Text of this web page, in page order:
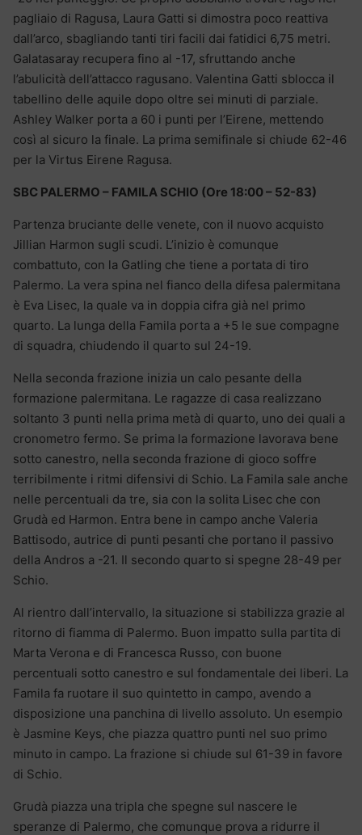
pagliaio di Ragusa, Laura Gatti si dimostra poco reattiva
dall’arco, sbagliando tanti tiri facili dai fatidici 6,75 metri.
Galatasaray recupera fino al -17, sfruttando anche
l’abulicità dell’attacco ragusano. Valentina Gatti sblocca il
tabellino delle aquile dopo oltre sei minuti di parziale.
Ashley Walker porta a 60 i punti per l’Eirene, mettendo
così al sicuro la finale. La prima semifinale si chiude 62-46
per la Virtus Eirene Ragusa.
SBC PALERMO – FAMILA SCHIO (Ore 18:00 – 52-83)
Partenza bruciante delle venete, con il nuovo acquisto
Jillian Harmon sugli scudi. L’inizio è comunque
combattuto, con la Gatling che tiene a portata di tiro
Palermo. La vera spina nel fianco della difesa palermitana
è Eva Lisec, la quale va in doppia cifra già nel primo
quarto. La lunga della Famila porta a +5 le sue compagne
di squadra, chiudendo il quarto sul 24-19.
Nella seconda frazione inizia un calo pesante della
formazione palermitana. Le ragazze di casa realizzano
soltanto 3 punti nella prima metà di quarto, uno dei quali a
cronometro fermo. Se prima la formazione lavorava bene
sotto canestro, nella seconda frazione di gioco soffre
terribilmente i ritmi difensivi di Schio. La Famila sale anche
nelle percentuali da tre, sia con la solita Lisec che con
Grudà ed Harmon. Entra bene in campo anche Valeria
Battisodo, autrice di punti pesanti che portano il passivo
della Andros a -21. Il secondo quarto si spegne 28-49 per
Schio.
Al rientro dall’intervallo, la situazione si stabilizza grazie al
ritorno di fiamma di Palermo. Buon impatto sulla partita di
Marta Verona e di Francesca Russo, con buone
percentuali sotto canestro e sul fondamentale dei liberi. La
Famila fa ruotare il suo quintetto in campo, avendo a
disposizione una panchina di livello assoluto. Un esempio
è Jasmine Keys, che piazza quattro punti nel suo primo
minuto in campo. La frazione si chiude sul 61-39 in favore
di Schio.
Grudà piazza una tripla che spegne sul nascere le
speranze di Palermo, che comunque prova a ridurre il